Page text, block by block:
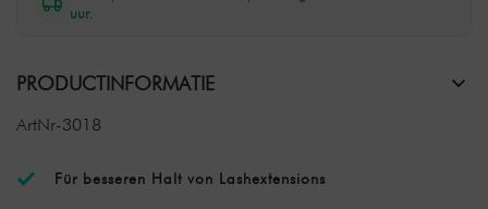
uur.
PRODUCTINFORMATIE
ArtNr-3018
Für besseren Halt von Lashextensions